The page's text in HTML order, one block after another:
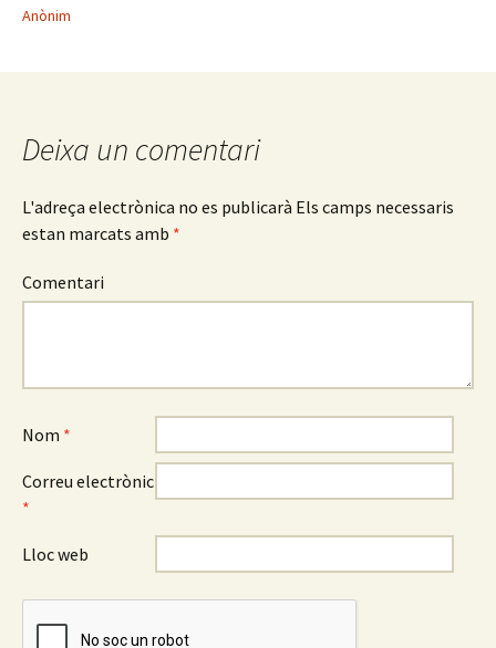
Anònim
Deixa un comentari
L'adreça electrònica no es publicarà Els camps necessaris
estan marcats amb *
Comentari
Nom *
Correu electrònic
*
Lloc web